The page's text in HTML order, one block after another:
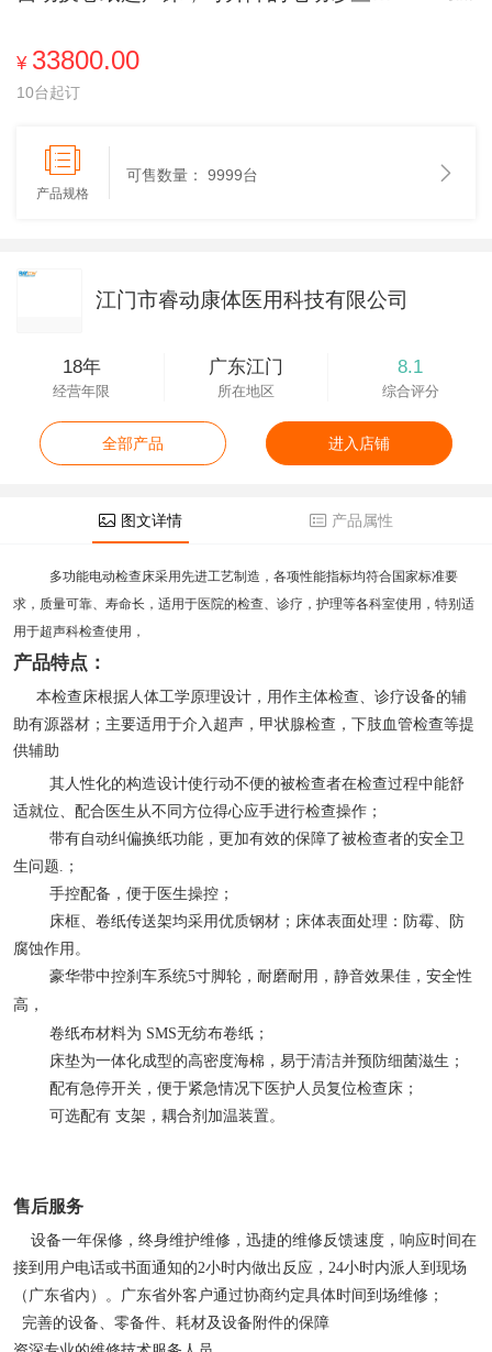
¥ 33800.00
10台起订
产品规格
可售数量： 9999台
江门市睿动康体医用科技有限公司
18年
经营年限
广东江门
所在地区
8.1
综合评分
全部产品 进入店铺
图文详情 产品属性
多功能电动检查床采用先进工艺制造，各项性能指标均符合国家标准要
求，质量可靠、寿命长，适用于医院的检查、诊疗，护理等各科室使用，特别适
用于超声科检查使用，
产品特点：
本检查床根据人体工学原理设计，用作主体检查、诊疗设备的辅
助有源器材；主要适用于介入超声，甲状腺检查，下肢血管检查等提
供辅助
其人性化的构造设计使行动不便的被检查者在检查过程中能舒
适就位、配合医生从不同方位得心应手进行检查操作；
带有自动纠偏换纸功能，更加有效的保障了被检查者的安全卫
生问题.；
手控配备，便于医生操控；
床框、卷纸传送架均采用优质钢材；床体表面处理：防霉、防
腐蚀作用。
豪华带中控刹车系统5寸脚轮，耐磨耐用，静音效果佳，安全性
高，
卷纸布材料为 SMS无纺布卷纸；
床垫为一体化成型的高密度海棉，易于清洁并预防细菌滋生；
配有急停开关，便于紧急情况下医护人员复位检查床；
可选配有 支架，耦合剂加温装置。
售后服务
设备一年保修，终身维护维修，迅捷的维修反馈速度，响应时间在
接到用户电话或书面通知的2小时内做出反应，24小时内派人到现场
（广东省内）。广东省外客户通过协商约定具体时间到场维修；
完善的设备、零备件、耗材及设备附件的保障